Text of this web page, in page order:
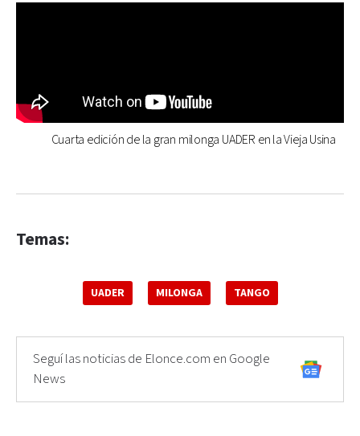
Cuarta edición de la gran milonga UADER en la Vieja Usina
Temas:
UADER MILONGA TANGO
Seguí las noticias de Elonce.com en Google
News